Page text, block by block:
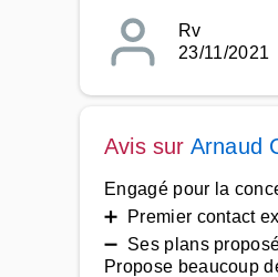
Rv
23/11/2021
Avis sur Arnaud
Engagé pour la
➕ Premier contact
➖ Ses plans
Propose beaucoup